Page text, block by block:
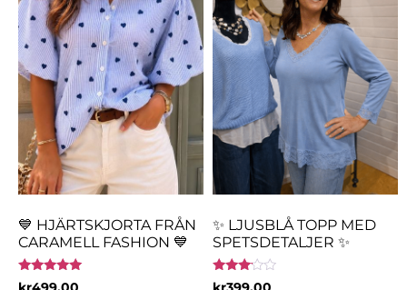
💙 HJÄRTSKJORTA FRÅN
CARAMELL FASHION 💙
Betygsatt
✨ LJUSBLÅ TOPP MED
SPETSDETALJER ✨
Betygsatt